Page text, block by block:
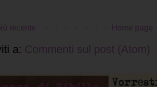
recente Home page
a: Commenti sul post (Atom)